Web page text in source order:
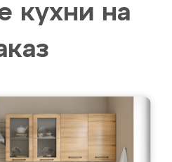
кухни на